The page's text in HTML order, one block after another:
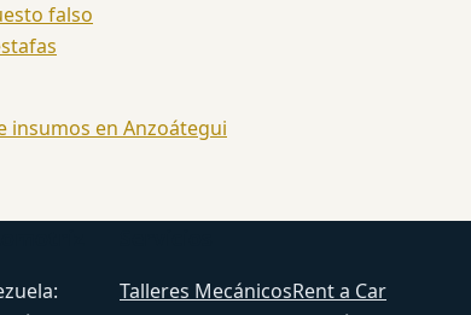
falso
insumos en Anzoátegui
Talleres MecánicosRent a Car